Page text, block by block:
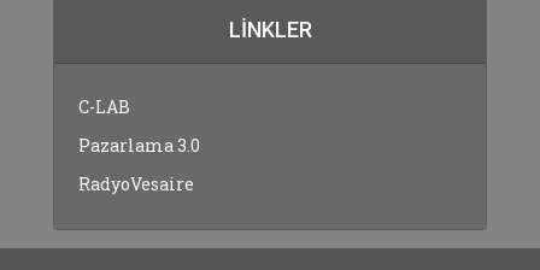
LINKLER
C-LAB
Pazarlama 3.0
RadyoVesaire